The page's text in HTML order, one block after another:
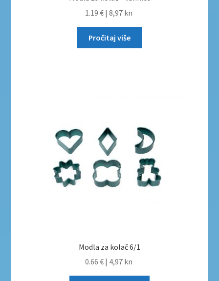
1.19 € | 8,97 kn
Pročitaj više
Modla za kolač 6/1
0.66 € | 4,97 kn